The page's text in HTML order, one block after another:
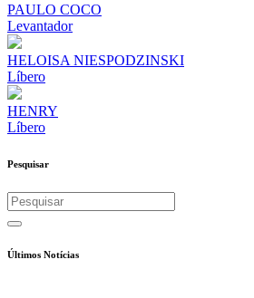
PAULO COCO
Levantador
HELOISA NIESPODZINSKI
Líbero
HENRY
Líbero
Pesquisar
Últimos Notícias